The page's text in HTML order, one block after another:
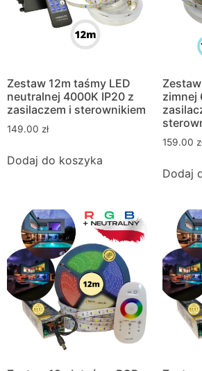
Zestaw 12m taśmy LED
neutralnej 4000K IP20 z
zasilaczem i sterownikiem
149.00 zł
Dodaj do koszyka
zimnej
159.00
Dodaj